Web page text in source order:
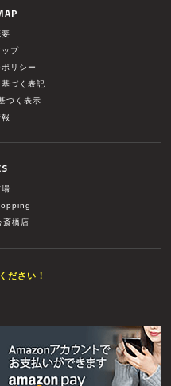
ップ
リシー
づく表記
づく表示
斎橋店
ださい！